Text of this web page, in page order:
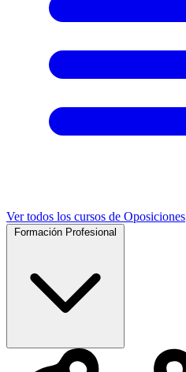
Ver todos los cursos de Oposiciones
Formación Profesional